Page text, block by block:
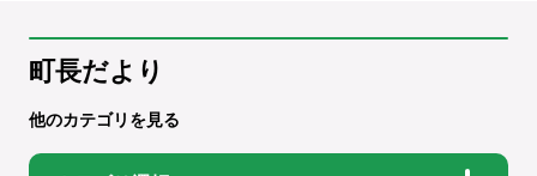
町長だより
他のカテゴリを見る